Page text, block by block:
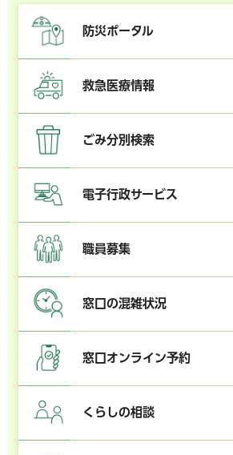
防災ポータル
救急医療情報
ごみ分別検索
電子行政サービス
職員募集
窓口の混雑状況
窓口オンライン予約
くらしの相談